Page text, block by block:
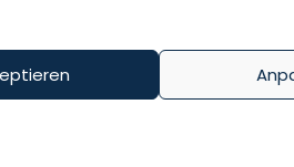
ergeben, dass zwei
weniger und für 6,8 % hat sich
von Bundesland zu